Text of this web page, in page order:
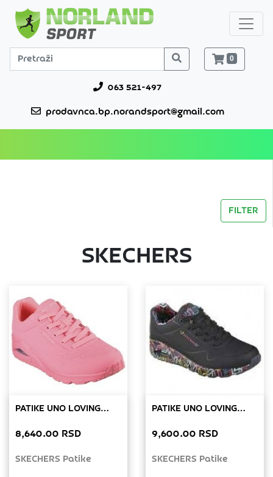
0
063 521-497
prodavnca.bp.norandsport@gmail.com
FILTER
SKECHERS
PATIKE UNO LOVING
8,640.00 RSD
SKECHERS Patike
PATIKE UNO LOVING
9,600.00 RSD
SKECHERS Patike